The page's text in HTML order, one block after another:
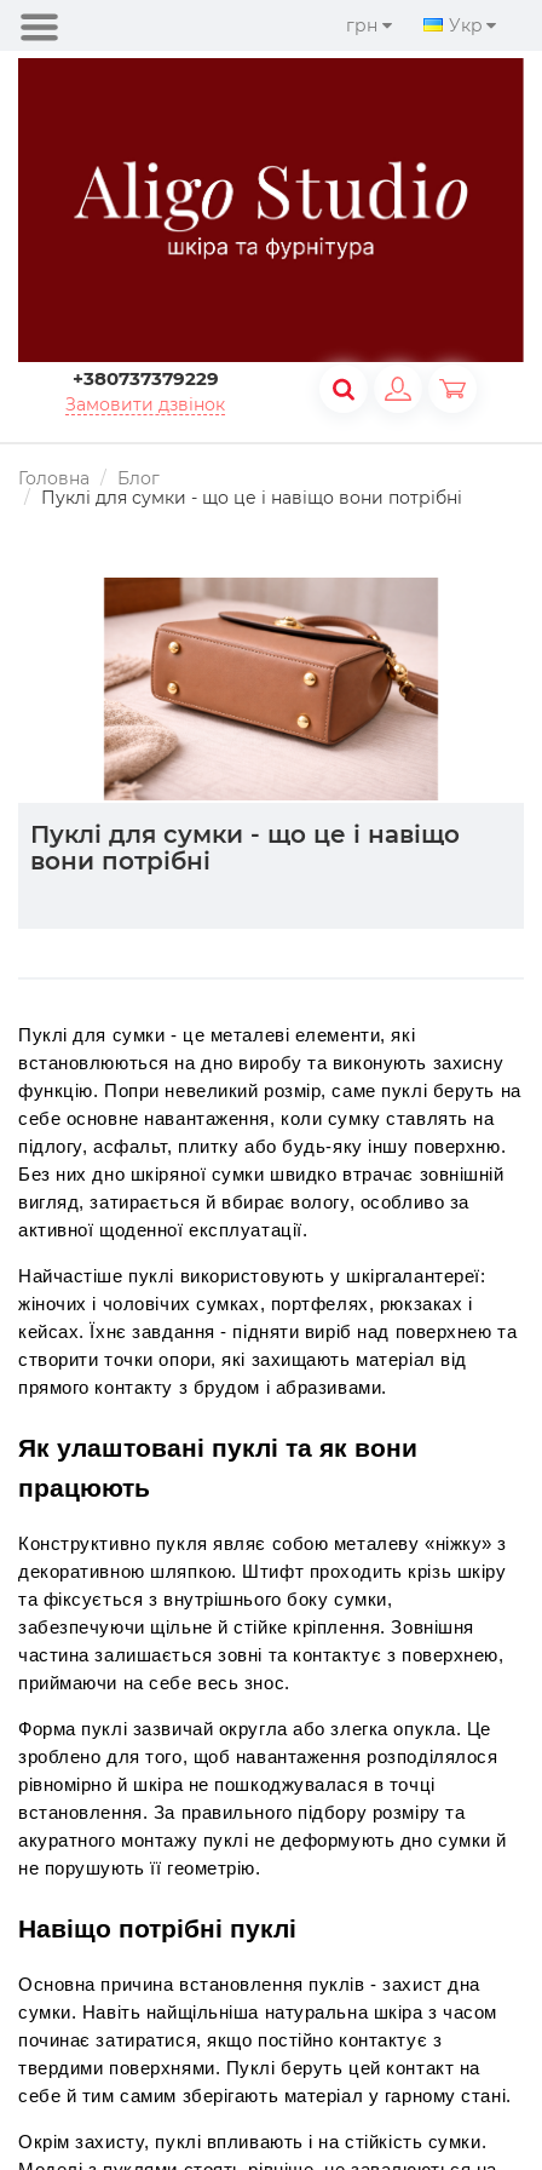
грн Укр
+380737379229
Замовити дзвінок
Головна
Блог
Пуклі для сумки - що це і навіщо вони потрібні
Пуклі для сумки - що це і навіщо
вони потрібні
Пуклі для сумки - це металеві елементи, які
встановлюються на дно виробу та виконують захисну
функцію. Попри невеликий розмір, саме пуклі беруть на
себе основне навантаження, коли сумку ставлять на
підлогу, асфальт, плитку або будь-яку іншу поверхню.
Без них дно шкіряної сумки швидко втрачає зовнішній
вигляд, затирається й вбирає вологу, особливо за
активної щоденної експлуатації.
Найчастіше пуклі використовують у шкіргалантереї:
жіночих і чоловічих сумках, портфелях, рюкзаках і
кейсах. Їхнє завдання - підняти виріб над поверхнею та
створити точки опори, які захищають матеріал від
прямого контакту з брудом і абразивами.
Як улаштовані пуклі та як вони
працюють
Конструктивно пукля являє собою металеву «ніжку» з
декоративною шляпкою. Штифт проходить крізь шкіру
та фіксується з внутрішнього боку сумки,
забезпечуючи щільне й стійке кріплення. Зовнішня
частина залишається зовні та контактує з поверхнею,
приймаючи на себе весь знос.
Форма пуклі зазвичай округла або злегка опукла. Це
зроблено для того, щоб навантаження розподілялося
рівномірно й шкіра не пошкоджувалася в точці
встановлення. За правильного підбору розміру та
акуратного монтажу пуклі не деформують дно сумки й
не порушують її геометрію.
Навіщо потрібні пуклі
Основна причина встановлення пуклів - захист дна
сумки. Навіть найщільніша натуральна шкіра з часом
починає затиратися, якщо постійно контактує з
твердими поверхнями. Пуклі беруть цей контакт на
себе й тим самим зберігають матеріал у гарному стані.
Окрім захисту, пуклі впливають і на стійкість сумки.